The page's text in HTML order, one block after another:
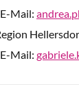
Mail:
Mail: